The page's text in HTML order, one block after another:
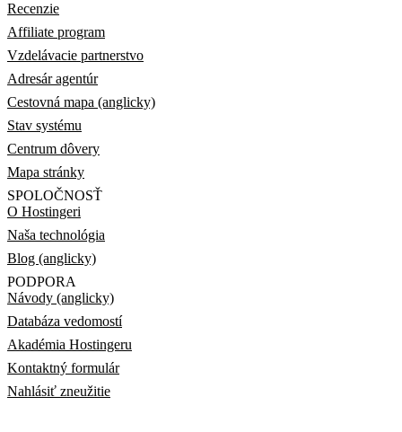
Recenzie
Affiliate program
Vzdelávacie partnerstvo
Adresár agentúr
Cestovná mapa (anglicky)
Stav systému
Centrum dôvery
Mapa stránky
SPOLOČNOSŤ
O Hostingeri
Naša technológia
Blog (anglicky)
PODPORA
Návody (anglicky)
Databáza vedomostí
Akadémia Hostingeru
Kontaktný formulár
Nahlásiť zneužitie